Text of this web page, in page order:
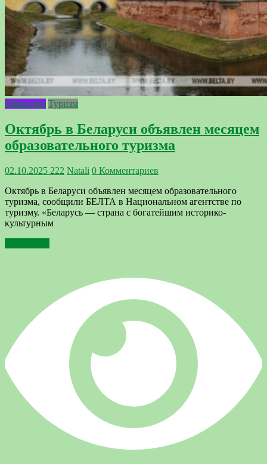
Общество Туризм
Октябрь в Беларуси объявлен месяцем
образовательного туризма
02.10.2025 222 Natali 0 Комментариев
Октябрь в Беларуси объявлен месяцем образовательного
туризма, сообщили БЕЛТА в Национальном агентстве по
туризму. «Беларусь — страна с богатейшим историко-
культурным